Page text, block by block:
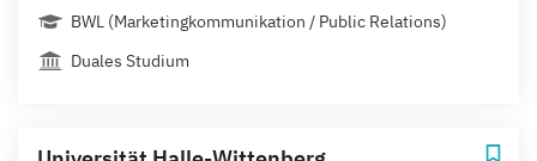
BWL (Marketingkommunikation / Public Relations)
Duales Studium